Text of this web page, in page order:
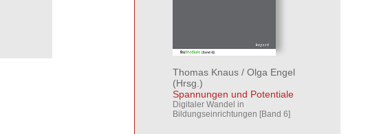
Thomas Knaus / Olga Engel
(Hrsg.)
Spannungen und Potentiale
Digitaler Wandel in
Bildungseinrichtungen [Band 6]